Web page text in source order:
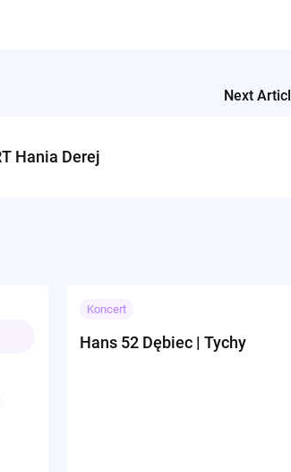
Next
Hania Derej
Koncert
Hans 52 Dębiec | Tychy